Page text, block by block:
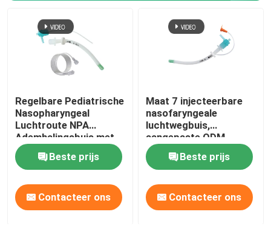
Regelbare Pediatrische
Nasopharyngeal
Luchtroute NPA
Ademhalingsbuis met
Zacht Uiteinde
Beste prijs
Contacteer ons
Maat 7 injecteerbare
nasofaryngeale
luchtwegbuis,
aangepaste ODM
ondersteund
Beste prijs
Contacteer ons